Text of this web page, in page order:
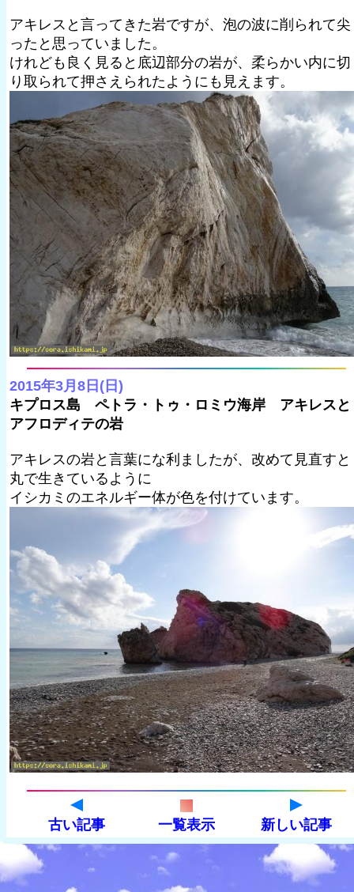
アキレスと言ってきた岩ですが、泡の波に削られて尖
ったと思っていました。
けれども良く見ると底辺部分の岩が、柔らかい内に切
り取られて押さえられたようにも見えます。
2015年3月8日(日)
キプロス島 ペトラ・トゥ・ロミウ海岸 アキレスと
アフロディテの岩
アキレスの岩と言葉にな利ましたが、改めて見直すと
丸で生きているように
イシカミのエネルギー体が色を付けています。
古い記事 一覧表示 新しい記事